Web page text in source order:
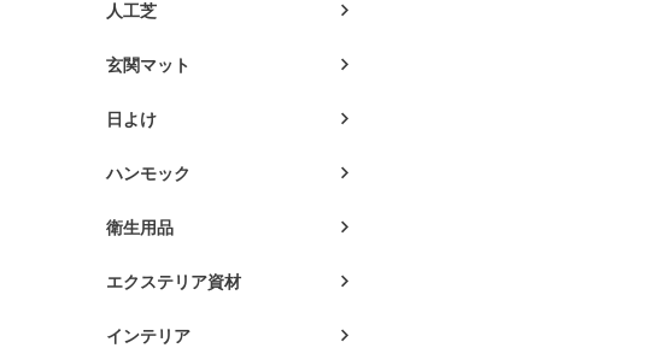
人工芝
玄関マット
日よけ
ハンモック
衛生用品
エクステリア資材
インテリア